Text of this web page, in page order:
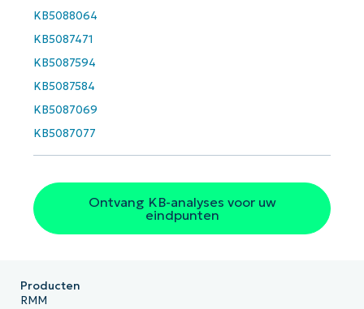
KB5088064
KB5087471
KB5087594
KB5087584
KB5087069
KB5087077
Ontvang KB-analyses voor uw
eindpunten
Company
name*
Producten
RMM